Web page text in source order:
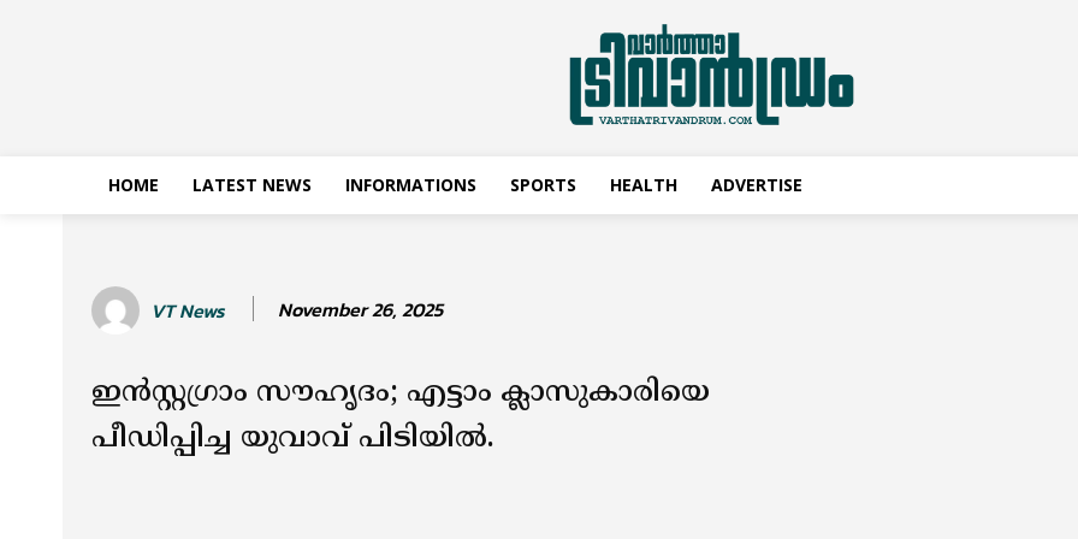
HOME LATEST NEWS INFORMATIONS SPORTS HEALTH ADVERTISE
VT News November 26, 2025
ഇൻസ്റ്റഗ്രാം സൗഹൃദം; എട്ടാം ക്ലാസുകാരിയെ
പീഡിപ്പിച്ച യുവാവ് പിടിയില്‍.